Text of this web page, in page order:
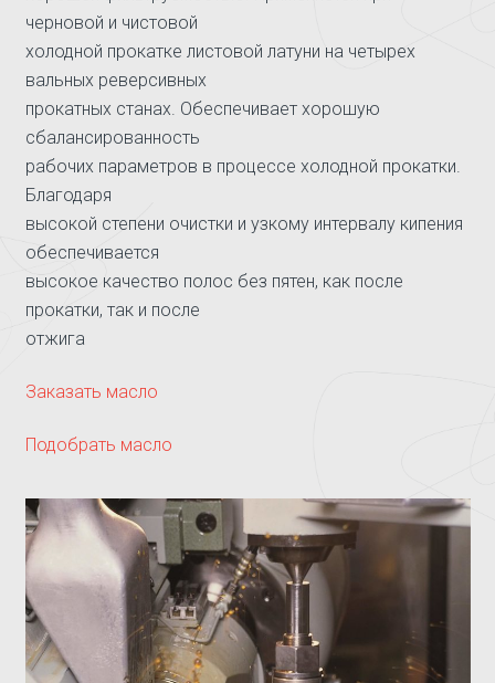
черновой и чистовой
холодной прокатке листовой латуни на четырех
вальных реверсивных
прокатных станах. Обеспечивает хорошую
сбалансированность
рабочих параметров в процессе холодной прокатки.
Благодаря
высокой степени очистки и узкому интервалу кипения
обеспечивается
высокое качество полос без пятен, как после
прокатки, так и после
отжига
Заказать масло
Подобрать масло